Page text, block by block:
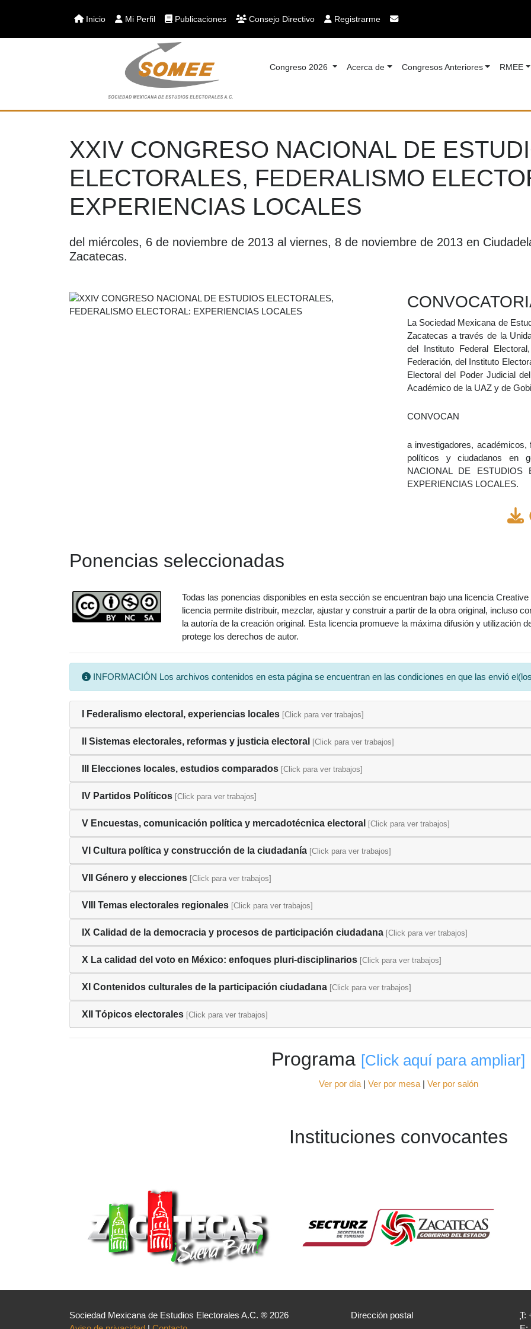
Inicio Mi Perfil Publicaciones Consejo Directivo Registrarme
Congreso 2026 Acerca de Congresos Anteriores RMEE
XXIV CONGRESO NACIONAL DE
ELECTORALES, FEDERALISMO
EXPERIENCIAS LOCALES
del miércoles, 6 de noviembre de 2013 al viernes, 8 de noviembre de 2013 en
Zacatecas.
La Sociedad Mexicana de
Zacatecas a través de la
del Instituto Federal
Federación, del Instituto
Electoral del Poder Judicial
Académico de la UAZ y de
CONVOCAN
a investigadores,
políticos y ciudadanos en
NACIONAL DE ESTUDIOS
EXPERIENCIAS LOCALES.
Ponencias seleccionadas
Todas las ponencias disponibles en esta sección se encuentran bajo una licencia
licencia permite distribuir, mezclar, ajustar y construir a partir de la obra original, incluso
la autoría de la creación original. Esta licencia promueve la máxima difusión y utilización
protege los derechos de autor.
INFORMACIÓN Los archivos contenidos en esta página se encuentran en las condiciones en que las envió
I Federalismo electoral, experiencias locales [Click para ver trabajos]
II Sistemas electorales, reformas y justicia electoral [Click para ver trabajos]
III Elecciones locales, estudios comparados [Click para ver trabajos]
IV Partidos Políticos [Click para ver trabajos]
V Encuestas, comunicación política y mercadotécnica electoral [Click para ver trabajos]
VI Cultura política y construcción de la ciudadanía [Click para ver trabajos]
VII Género y elecciones [Click para ver trabajos]
VIII Temas electorales regionales [Click para ver trabajos]
IX Calidad de la democracia y procesos de participación ciudadana [Click para ver trabajos]
X La calidad del voto en México: enfoques pluri-disciplinarios [Click para ver trabajos]
XI Contenidos culturales de la participación ciudadana [Click para ver trabajos]
XII Tópicos electorales [Click para ver trabajos]
Programa [Click aquí para ampliar]
Ver por día| Ver por mesa| Ver por salón
Instituciones convocantes
Sociedad Mexicana de Estudios Electorales A.C. ® 2026
Dirección postal T: